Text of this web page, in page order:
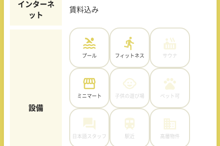
インターネ
ット
賃料込み
設備
プール フィットネス サウナ
ミニマート 子供の遊び場 ペット可
日本語スタッフ 駅近 高層物件